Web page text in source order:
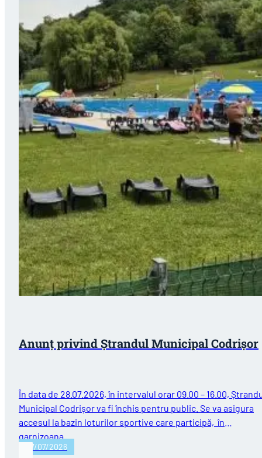
Anunț privind Ștrandul Municipal Codrișor
În data de 28.07.2026, în intervalul orar 09.00 – 16.00,
Municipal Codrișor va fi închis pentru public. Se va asigura
accesul la bazin loturilor sportive care participă, în
garnizoana…
27/07/2026